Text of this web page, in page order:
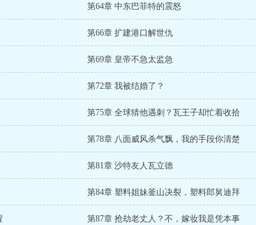
第64章 中东巴菲特的震怒
第66章 扩建港口解世仇
第69章 皇帝不急太监急
第72章 我被结婚了？
第75章 全球猜他遇刺？瓦王子却忙着收拾
第78章 八面威风杀气飘，我的手段你清楚
第81章 沙特友人瓦立德
第84章 塑料姐妹釜山决裂，塑料郎舅迪拜
第87章 抢劫老丈人？不，嫁妆我是凭本事